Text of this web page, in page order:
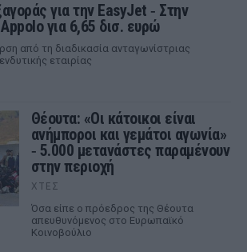
για την EasyJet ‑ Στην
για 6,65 δισ. ευρώ
από τη διαδικασία ανταγωνίστριας
εταιρίας
Θέουτα: «Οι κάτοικοι είναι
ανήμποροι και γεμάτοι αγωνία»
‑ 5.000 μετανάστες παραμένουν
στην περιοχή
ΧΤΕΣ
Όσα είπε ο πρόεδρος της Θέουτα
απευθυνόμενος στο Ευρωπαϊκό
Κοινοβούλιο